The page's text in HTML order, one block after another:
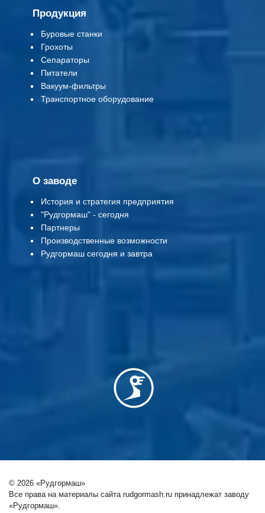
Продукция
Буровые станки
Грохоты
Сепараторы
Питатели
Вакуум-фильтры
Транспортное оборудование
О заводе
История и стратегия предприятия
"Рудгормаш" - сегодня
Партнеры
Производственные возможности
Рудгормаш сегодня и завтра
© 2026 «Рудгормаш»
Все права на материалы сайта rudgormash.ru принадлежат заводу
«Рудгормаш».